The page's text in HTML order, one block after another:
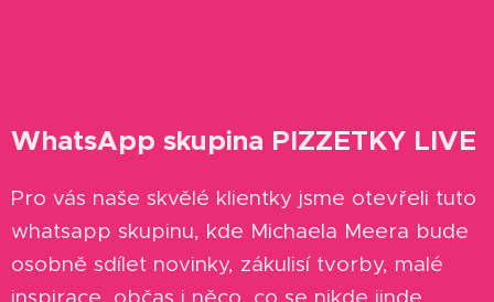
WhatsApp skupina PIZZETKY LIVE
Pro vás naše skvělé klientky jsme otevřeli tuto
whatsapp skupinu, kde Michaela Meera bude
osobně sdílet novinky, zákulisí tvorby, malé
inspirace, občas i něco, co se nikde jinde